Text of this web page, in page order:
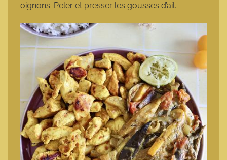
oignons. Peler et presser les gousses d’ail.